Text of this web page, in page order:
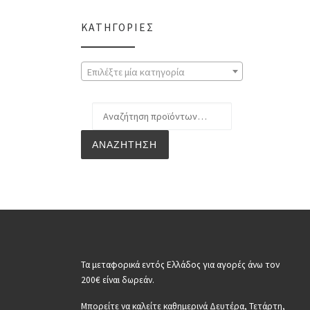
ΚΑΤΗΓΟΡΊΕΣ
Επιλέξτε μία κατηγορία
ΑΝΑΖΉΤΗΣΗ
Τα μεταφορικά εντός Ελλάδος για αγορές άνω τον
200€ είναι δωρεάν.
Μπορείτε να καλείτε καθημερινά Δευτέρα, Τετάρτη,